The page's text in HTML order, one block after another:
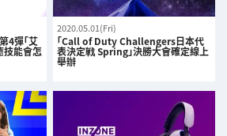
4彈「艾
技能會怎
2020.05.01(Fri)
「Call of Duty Challengers日本代
表決定戦 Spring」決勝大會確定線上
舉辦